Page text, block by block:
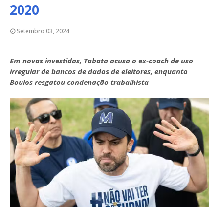
2020
Setembro 03, 2024
Em novas investidas, Tabata acusa o ex-coach de uso
irregular de bancos de dados de eleitores, enquanto
Boulos resgatou condenação trabalhista